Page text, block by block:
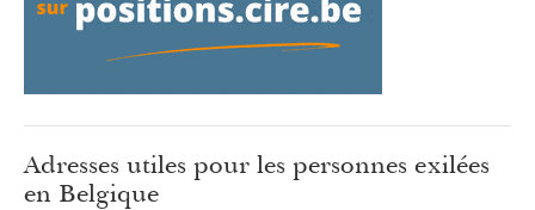
Adresses utiles pour les personnes exilées
en Belgique